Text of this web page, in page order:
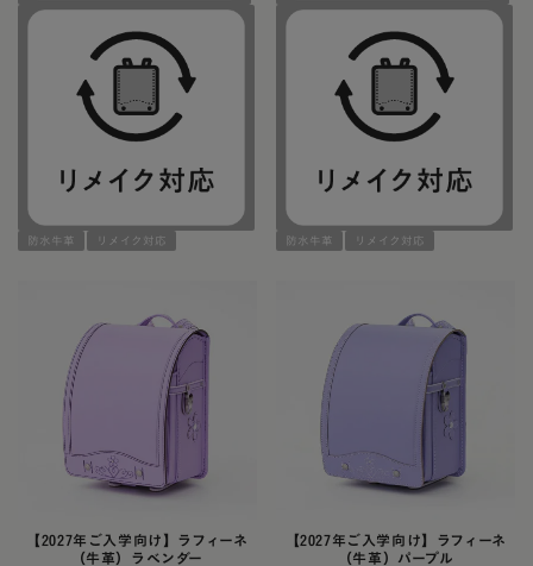
防水牛革 リメイク対応 防水牛革 リメイク対応
【2027年ご入学向け】ラフィーネ
（牛革）ラベンダー
【2027年ご入学向け】ラフィーネ
（牛革）パープル